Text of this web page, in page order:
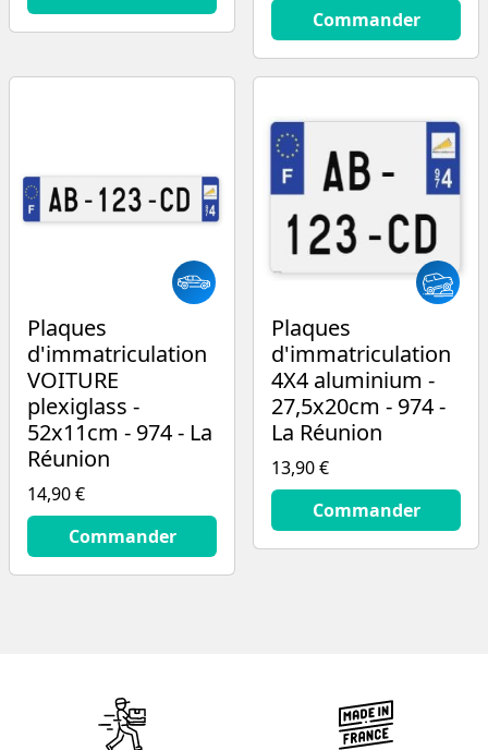
14.9 €Commander
Plaques
d'immatriculation
VOITURE
plexiglass -
52x11cm - 974 - La
Réunion
14,90 €
14.9
€Commander
Plaques
d'immatriculation
4X4 aluminium -
27,5x20cm - 974 -
La Réunion
13,90 €
13.9
€Commander